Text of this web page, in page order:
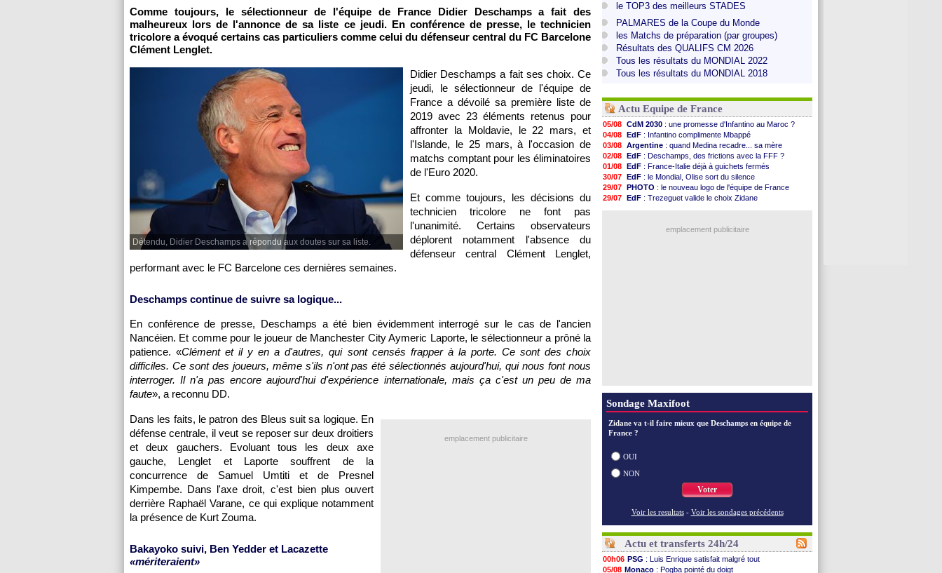
Comme toujours, le sélectionneur de l'équipe de France Didier Deschamps a fait des
malheureux lors de l'annonce de sa liste ce jeudi. En conférence de presse, le technicien
tricolore a évoqué certains cas particuliers comme celui du défenseur central du FC Barcelone
Clément Lenglet.
Détendu, Didier Deschamps a répondu aux doutes sur sa liste.
Didier Deschamps a fait ses choix. Ce
jeudi, le sélectionneur de l'équipe de
France a dévoilé sa première liste de
2019 avec 23 éléments retenus pour
affronter la Moldavie, le 22 mars, et
l'Islande, le 25 mars, à l'occasion de
matchs comptant pour les éliminatoires
de l'Euro 2020.
Et comme toujours, les décisions du
technicien tricolore ne font pas
l'unanimité. Certains observateurs
déplorent notamment l'absence du
défenseur central Clément Lenglet,
performant avec le FC Barcelone ces dernières semaines.
Deschamps continue de suivre sa logique...
En conférence de presse, Deschamps a été bien évidemment interrogé sur le cas de l'ancien
Nancéien. Et comme pour le joueur de Manchester City Aymeric Laporte, le sélectionneur a prôné la
patience. «Clément et il y en a d'autres, qui sont censés frapper à la porte. Ce sont des choix
difficiles. Ce sont des joueurs, même s'ils n'ont pas été sélectionnés aujourd'hui, qui nous font nous
interroger. Il n'a pas encore aujourd'hui d'expérience internationale, mais ça c'est un peu de ma
faute», a reconnu DD.
emplacement publicitaire
Dans les faits, le patron des Bleus suit sa logique. En
défense centrale, il veut se reposer sur deux droitiers
et deux gauchers. Evoluant tous les deux axe
gauche, Lenglet et Laporte souffrent de la
concurrence de Samuel Umtiti et de Presnel
Kimpembe. Dans l'axe droit, c'est bien plus ouvert
derrière Raphaël Varane, ce qui explique notamment
la présence de Kurt Zouma.
Bakayoko suivi, Ben Yedder et Lacazette
«mériteraient»
le TOP3 des meilleurs STADES
PALMARES de la Coupe du Monde
les Matchs de préparation (par groupes)
Résultats des QUALIFS CM 2026
Tous les résultats du MONDIAL 2022
Tous les résultats du MONDIAL 2018
Actu Equipe de France
05/08 CdM 2030 : une promesse d'Infantino au Maroc ?
04/08 EdF : Infantino complimente Mbappé
03/08 Argentine : quand Medina recadre... sa mère
02/08 EdF : Deschamps, des frictions avec la FFF ?
01/08 EdF : France-Italie déjà à guichets fermés
30/07 EdF : le Mondial, Olise sort du silence
29/07 PHOTO : le nouveau logo de l'équipe de France
29/07 EdF : Trezeguet valide le choix Zidane
: le message de Mbappé à Zidane
emplacement publicitaire
Sondage Maxifoot
Zidane va t-il faire mieux que Deschamps en équipe de
France ?
OUI
NON
Voter
Voir les resultats - Voir les sondages précédents
Actu et transferts 24h/24
00h06 PSG : Luis Enrique satisfait malgré tout
05/08 Monaco : Pogba pointé du doigt